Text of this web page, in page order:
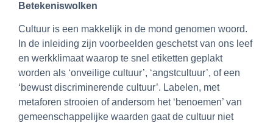
Betekeniswolken
Cultuur is een makkelijk in de mond genomen woord.
In de inleiding zijn voorbeelden geschetst van ons leef
en werkklimaat waarop te snel etiketten geplakt
worden als ‘onveilige cultuur’, ‘angstcultuur’, of een
‘bewust discriminerende cultuur’. Labelen, met
metaforen strooien of andersom het ‘benoemen’ van
gemeenschappelijke waarden gaat de cultuur niet